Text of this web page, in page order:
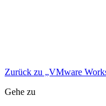
Zurück zu „VMware
Gehe zu